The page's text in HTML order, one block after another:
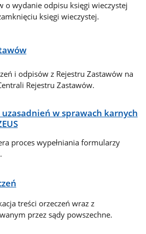
o wydanie odpisu księgi wieczystej
księgi wieczystej.
i odpisów z Rejestru Zastawów na
Rejestru Zastawów.
w sprawach karnych
proces wypełniania formularzy
treści orzeczeń wraz z
przez sądy powszechne.